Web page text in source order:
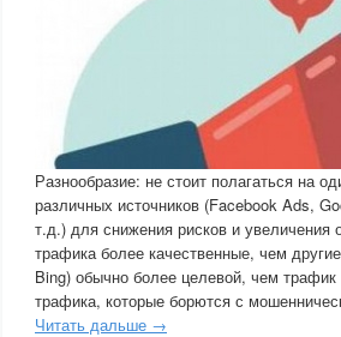
Разнообразие: не стоит полагаться на
различных источников (Facebook Ads,
т.д.) для снижения рисков и увеличения
трафика более качественные, чем
Bing) обычно более целевой, чем
трафика, которые борются с
Читать дальше →